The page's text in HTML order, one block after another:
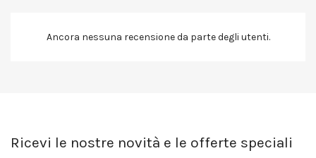
Ancora nessuna recensione da parte degli utenti.
Ricevi le nostre novità e le offerte speciali